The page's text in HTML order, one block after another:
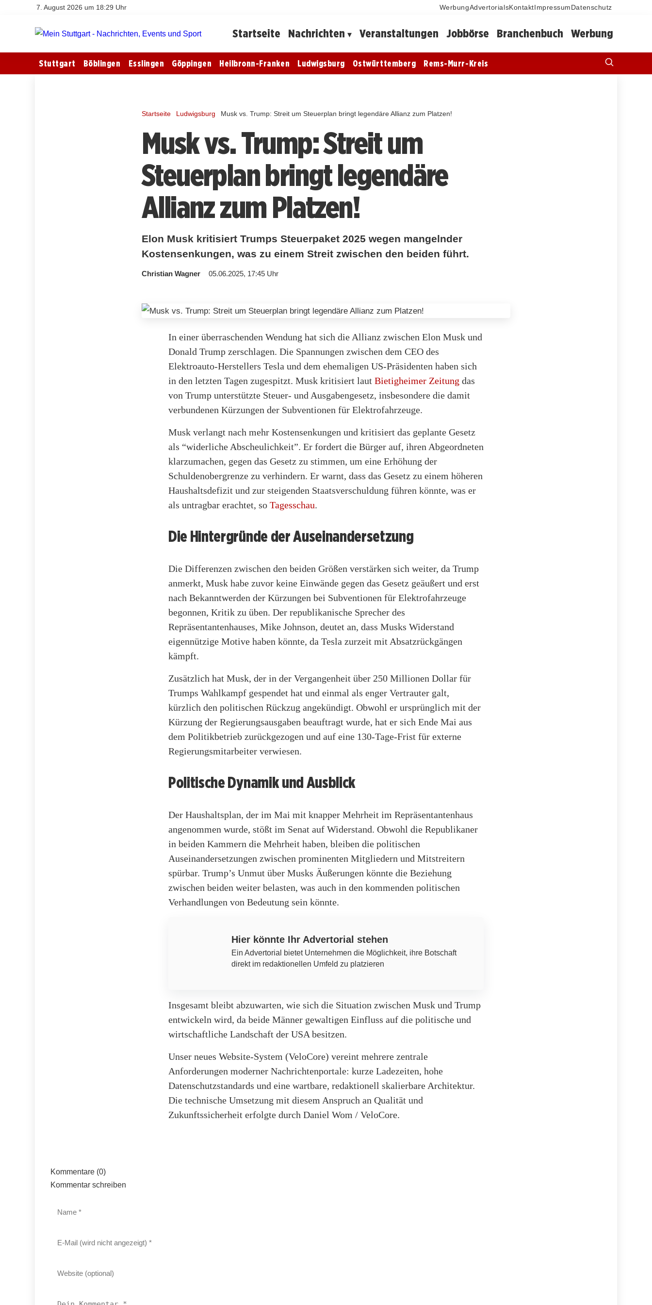
7. August 2026 um 18:29 Uhr WerbungAdvertorialsKontakt Impressum Datenschutz
Startseite Nachrichten Veranstaltungen Jobbörse Branchenbuch Werbung
Stuttgart Böblingen Esslingen Göppingen Heilbronn-Franken Ludwigsburg Ostwürttemberg Rems-Murr-Kreis
Startseite Ludwigsburg Musk vs. Trump: Streit um Steuerplan bringt legendäre Allianz zum Platzen!
Musk vs. Trump: Streit um
Steuerplan bringt legendäre
Allianz zum Platzen!
Elon Musk kritisiert Trumps Steuerpaket 2025 wegen mangelnder
Kostensenkungen, was zu einem Streit zwischen den beiden führt.
Christian Wagner 05.06.2025, 17:45 Uhr
In einer überraschenden Wendung hat sich die Allianz zwischen Elon Musk und
Donald Trump zerschlagen. Die Spannungen zwischen dem CEO des
Elektroauto-Herstellers Tesla und dem ehemaligen US-Präsidenten haben sich
in den letzten Tagen zugespitzt. Musk kritisiert laut Bietigheimer Zeitung das
von Trump unterstützte Steuer- und Ausgabengesetz, insbesondere die damit
verbundenen Kürzungen der Subventionen für Elektrofahrzeuge.
Musk verlangt nach mehr Kostensenkungen und kritisiert das geplante Gesetz
als “widerliche Abscheulichkeit”. Er fordert die Bürger auf, ihren Abgeordneten
klarzumachen, gegen das Gesetz zu stimmen, um eine Erhöhung der
Schuldenobergrenze zu verhindern. Er warnt, dass das Gesetz zu einem höheren
Haushaltsdefizit und zur steigenden Staatsverschuldung führen könnte, was er
als untragbar erachtet, so Tagesschau.
Die Hintergründe der Auseinandersetzung
Die Differenzen zwischen den beiden Größen verstärken sich weiter, da Trump
anmerkt, Musk habe zuvor keine Einwände gegen das Gesetz geäußert und erst
nach Bekanntwerden der Kürzungen bei Subventionen für Elektrofahrzeuge
begonnen, Kritik zu üben. Der republikanische Sprecher des
Repräsentantenhauses, Mike Johnson, deutet an, dass Musks Widerstand
eigennützige Motive haben könnte, da Tesla zurzeit mit Absatzrückgängen
kämpft.
Zusätzlich hat Musk, der in der Vergangenheit über 250 Millionen Dollar für
Trumps Wahlkampf gespendet hat und einmal als enger Vertrauter galt,
kürzlich den politischen Rückzug angekündigt. Obwohl er ursprünglich mit der
Kürzung der Regierungsausgaben beauftragt wurde, hat er sich Ende Mai aus
dem Politikbetrieb zurückgezogen und auf eine 130-Tage-Frist für externe
Regierungsmitarbeiter verwiesen.
Politische Dynamik und Ausblick
Der Haushaltsplan, der im Mai mit knapper Mehrheit im Repräsentantenhaus
angenommen wurde, stößt im Senat auf Widerstand. Obwohl die Republikaner
in beiden Kammern die Mehrheit haben, bleiben die politischen
Auseinandersetzungen zwischen prominenten Mitgliedern und Mitstreitern
spürbar. Trump’s Unmut über Musks Äußerungen könnte die Beziehung
zwischen beiden weiter belasten, was auch in den kommenden politischen
Verhandlungen von Bedeutung sein könnte.
Hier könnte Ihr Advertorial stehen
Ein Advertorial bietet Unternehmen die Möglichkeit, ihre Botschaft
direkt im redaktionellen Umfeld zu platzieren
Insgesamt bleibt abzuwarten, wie sich die Situation zwischen Musk und Trump
entwickeln wird, da beide Männer gewaltigen Einfluss auf die politische und
wirtschaftliche Landschaft der USA besitzen.
Unser neues Website-System (VeloCore) vereint mehrere zentrale
Anforderungen moderner Nachrichtenportale: kurze Ladezeiten, hohe
Datenschutzstandards und eine wartbare, redaktionell skalierbare Architektur.
Die technische Umsetzung mit diesem Anspruch an Qualität und
Zukunftssicherheit erfolgte durch Daniel Wom / VeloCore.
Kommentare (0)
Kommentar schreiben